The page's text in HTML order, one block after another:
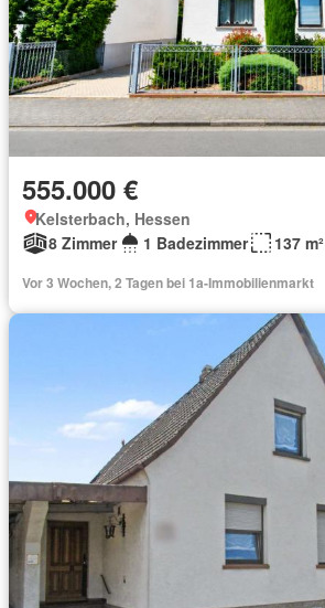
555.000 €
Kelsterbach, Hessen
8 Zimmer
1 Badezimmer 137 m²
Vor 3 Wochen, 2 Tagen bei 1a-Immobilienmarkt